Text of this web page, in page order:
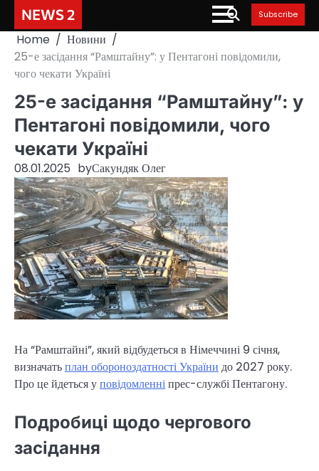
content
NEWS 2 Subscribe
Home
Новини
25-е засідання “Рамштайну”: у Пентагоні повідомили,
чого чекати Україні
25-е засідання “Рамштайну”: у
Пентагоні повідомили, чого
чекати Україні
08.01.2025 byСакундяк Олег
На “Рамштайні”, який відбудеться в Німеччині 9 січня,
визначатьплан обороноздатності України до 2027 року.
Про це йдеться уповідомленніпрес-службі Пентагону.
Подробиці щодо чергового
засідання